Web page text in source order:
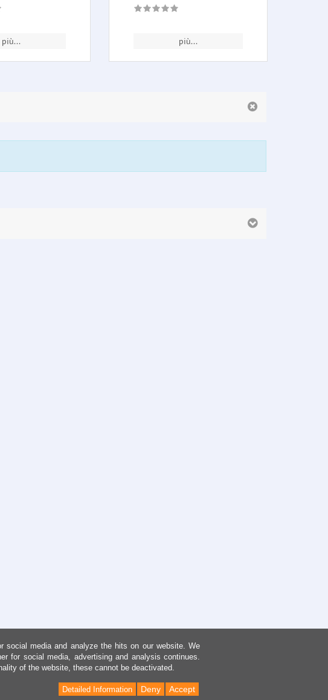
più... più...
social media and analyze the hits on our website. We
for social media, advertising and analysis continues.
of the website, these cannot be deactivated.
Accept
Deny
Detailed Information